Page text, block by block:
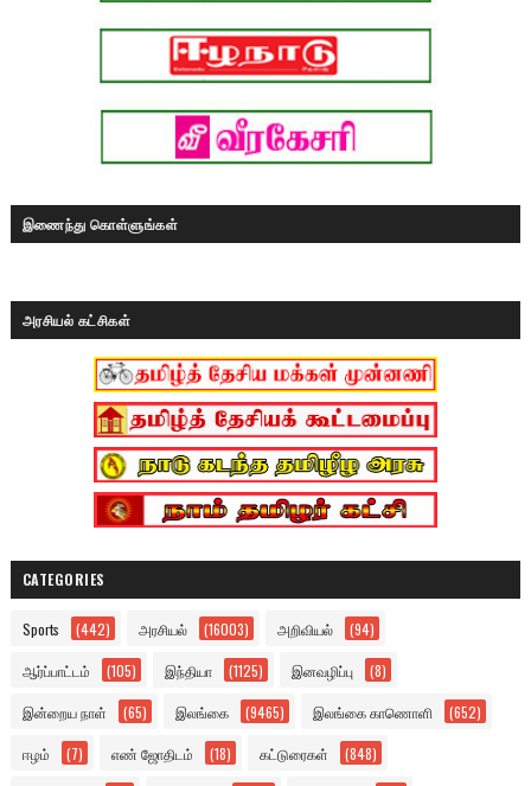
இணைந்து கொள்ளுங்கள்
அரசியல் கட்சிகள்
CATEGORIES
Sports (442) அரசியல் (16003) அறிவியல் (94)
ஆர்ப்பாட்டம் (105) இந்தியா (1125) இனவழிப்பு (8)
இன்றைய நாள் (65) இலங்கை (9465) இலங்கை காணொளி (652)
ஈழம் (7) எண் ஜோதிடம் (18) கட்டுரைகள் (848)